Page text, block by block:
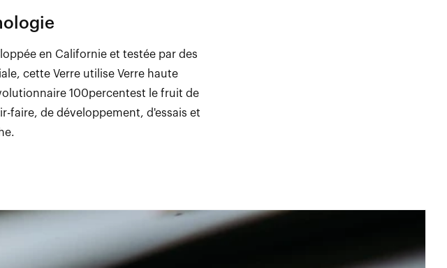
en Californie et testée par des
cette Verre utilise Verre haute
100percentest le fruit de
faire, de développement, d'essais et